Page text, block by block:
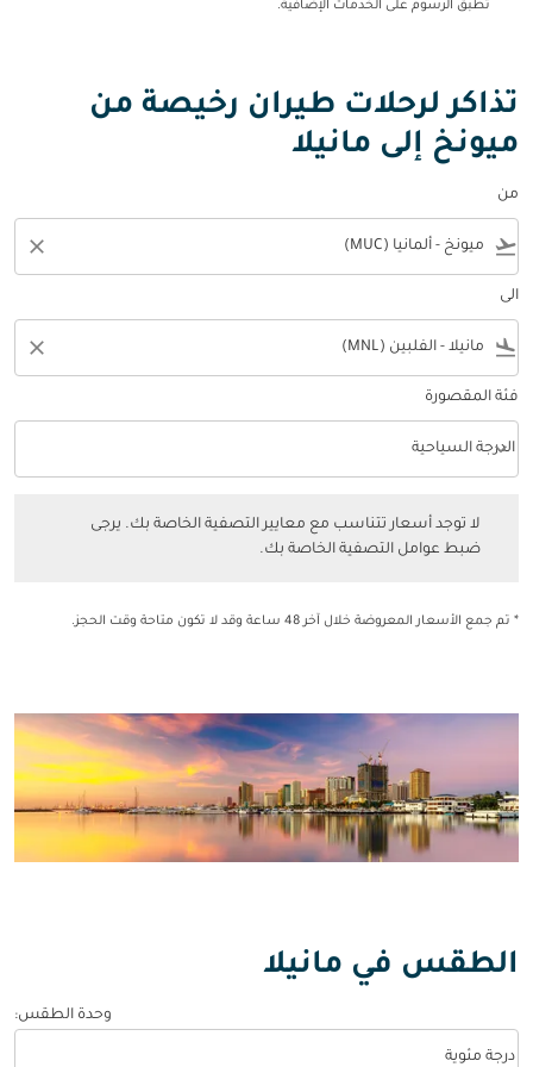
تطبق الرسوم على الخدمات الإضافية.
تذاكر لرحلات طيران رخيصة من
ميونخ إلى مانيلا
من
flight_takeoff
close
الى
flight_land
close
فئة المقصورة
فئة المقصورة option الدرجة السياحية Selected
الدرجة السياحية
keyboard_arrow_down
لا توجد أسعار تتناسب مع معايير التصفية الخاصة بك. يرجى
ضبط عوامل التصفية الخاصة بك.
* تم جمع الأسعار المعروضة خلال آخر 48 ساعة وقد لا تكون متاحة وقت الحجز.
الطقس في مانيلا
وحدة الطقس:
درجة مئوية